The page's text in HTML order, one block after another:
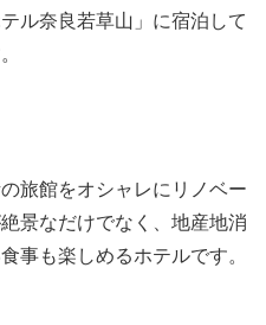
ル奈良若草山」に宿泊して
旅館をオシャレにリノベー
景なだけでなく、地産地消
事も楽しめるホテルです。